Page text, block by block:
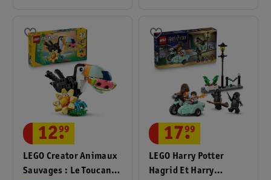
LEGO Creator Animaux
Sauvages : Le Toucan
12.
99
LEGO Harry Potter
Hagrid Et Harry
17.
99